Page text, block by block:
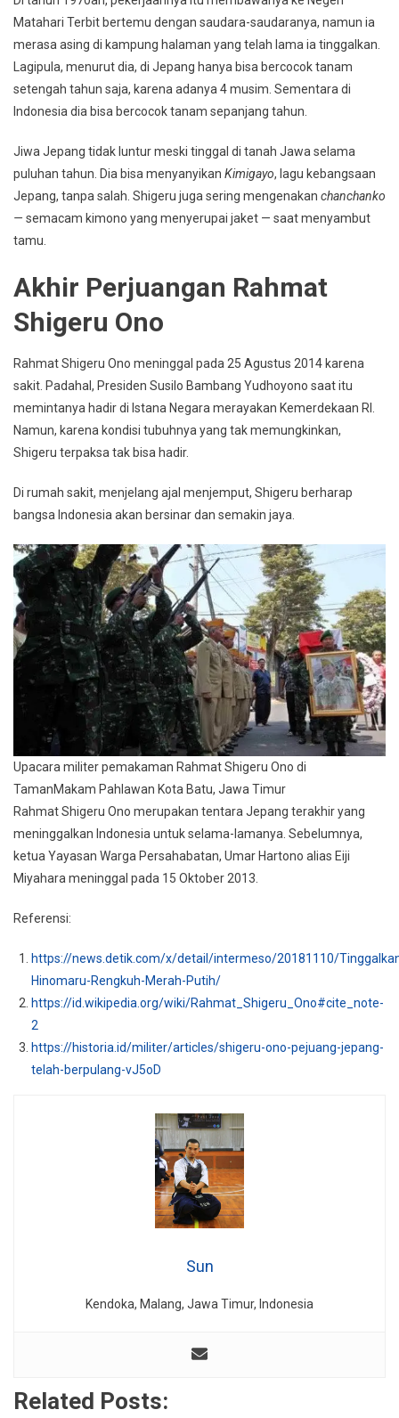
Matahari Terbit bertemu dengan saudara-saudaranya, namun ia
merasa asing di kampung halaman yang telah lama ia tinggalkan.
Lagipula, menurut dia, di Jepang hanya bisa bercocok tanam
setengah tahun saja, karena adanya 4 musim. Sementara di
Indonesia dia bisa bercocok tanam sepanjang tahun.
Jiwa Jepang tidak luntur meski tinggal di tanah Jawa selama
puluhan tahun. Dia bisa menyanyikan Kimigayo, lagu kebangsaan
Jepang, tanpa salah. Shigeru juga sering mengenakan chanchanko
— semacam kimono yang menyerupai jaket — saat menyambut
tamu.
Akhir Perjuangan Rahmat
Shigeru Ono
Rahmat Shigeru Ono meninggal pada 25 Agustus 2014 karena
sakit. Padahal, Presiden Susilo Bambang Yudhoyono saat itu
memintanya hadir di Istana Negara merayakan Kemerdekaan RI.
Namun, karena kondisi tubuhnya yang tak memungkinkan,
Shigeru terpaksa tak bisa hadir.
Di rumah sakit, menjelang ajal menjemput, Shigeru berharap
bangsa Indonesia akan bersinar dan semakin jaya.
Upacara militer pemakaman Rahmat Shigeru Ono di
TamanMakam Pahlawan Kota Batu, Jawa Timur
Rahmat Shigeru Ono merupakan tentara Jepang terakhir yang
meninggalkan Indonesia untuk selama-lamanya. Sebelumnya,
ketua Yayasan Warga Persahabatan, Umar Hartono alias Eiji
Miyahara meninggal pada 15 Oktober 2013.
Referensi:
https://news.detik.com/x/detail/intermeso/20181110/
Hinomaru-Rengkuh-Merah-Putih/
https://id.wikipedia.org/wiki/Rahmat_Shigeru_Ono#cite_note-
2
https://historia.id/militer/articles/shigeru-ono-pejuang-jepang-
telah-berpulang-vJ5oD
Sun
Kendoka, Malang, Jawa Timur, Indonesia
Related Posts: